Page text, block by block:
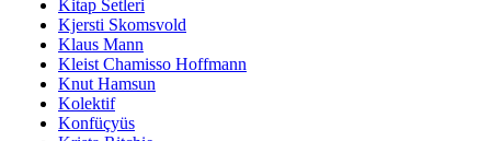
Kitap Setleri
Kjersti Skomsvold
Klaus Mann
Kleist Chamisso Hoffmann
Knut Hamsun
Kolektif
Konfüçyüs